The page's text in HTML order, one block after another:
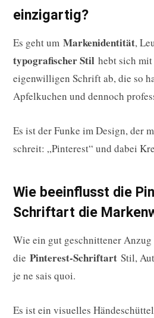
einzigartig?
Es geht um Markenidentität,
typografischer Stil hebt sich
eigenwilligen Schrift ab, die so
Apfelkuchen und dennoch
Es ist der Funke im Design, der
schreit: „Pinterest“ und dabei
Wie beeinflusst die
Schriftart die
Wie ein gut geschnittener
die Pinterest-Schriftart Stil,
je ne sais quoi.
Es ist ein visuelles